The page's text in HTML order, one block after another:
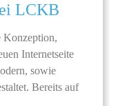
LCKB
Internetseite
sowie
Bereits auf